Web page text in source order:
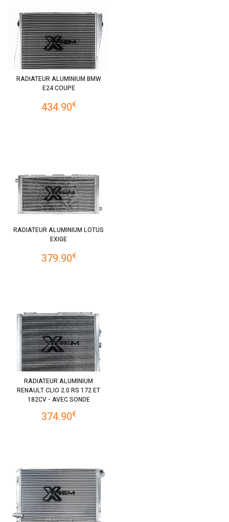
RADIATEUR ALUMINIUM BMW
E24 COUPE
434.90€
RADIATEUR ALUMINIUM LOTUS
EXIGE
379.90€
RADIATEUR ALUMINIUM
RENAULT CLIO 2.0 RS 172 ET
182CV - AVEC SONDE
374.90€